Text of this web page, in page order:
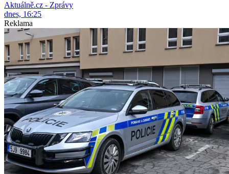
Aktuálně.cz - Zprávy
dnes, 16:25
Reklama